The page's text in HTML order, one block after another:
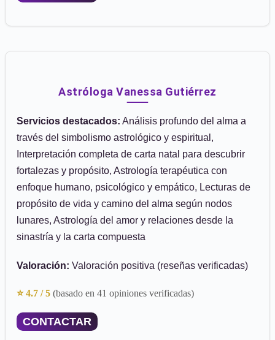
Astróloga Vanessa Gutiérrez
Servicios destacados: Análisis profundo del alma a
través del simbolismo astrológico y espiritual,
Interpretación completa de carta natal para descubrir
fortalezas y propósito, Astrología terapéutica con
enfoque humano, psicológico y empático, Lecturas de
propósito de vida y camino del alma según nodos
lunares, Astrología del amor y relaciones desde la
sinastría y la carta compuesta
Valoración: Valoración positiva (reseñas verificadas)
⭐ 4.7 / 5 (basado en 41 opiniones verificadas)
CONTACTAR